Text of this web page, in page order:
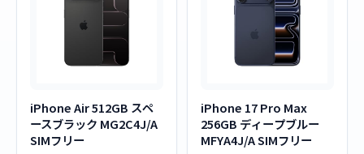
iPhone Air 512GB スペ
ースブラック MG2C4J/A
SIMフリー
iPhone 17 Pro Max
256GB ディープブルー
MFYA4J/A SIMフリー